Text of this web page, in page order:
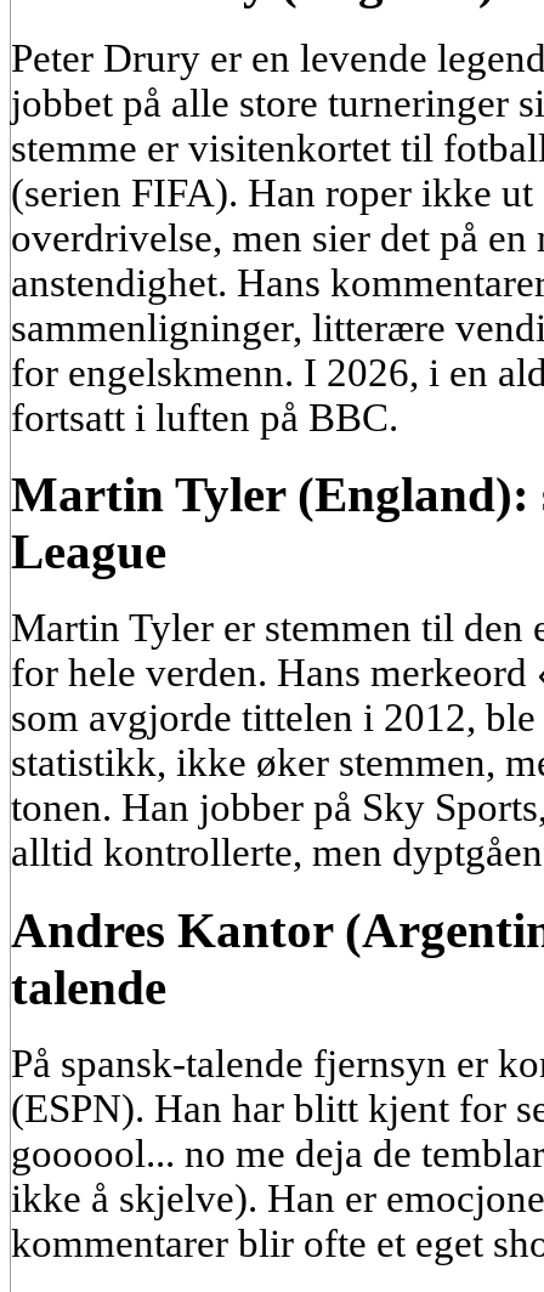
Peter Drury er en levende
jobbet på alle store turneringer
stemme er visitenkortet til
(serien FIFA). Han roper ikke
overdrivelse, men sier det på
anstendighet. Hans
sammenligninger, litterære
for engelskmenn. I 2026, i en
fortsatt i luften på BBC.
Martin Tyler (England):
League
Martin Tyler er stemmen til den
for hele verden. Hans
som avgjorde tittelen i 2012,
statistikk, ikke øker stemmen,
tonen. Han jobber på Sky
alltid kontrollerte, men
Andres Kantor
talende
På spansk-talende fjernsyn er
(ESPN). Han har blitt kjent for
goooool... no me deja de
ikke å skjelve). Han er
kommentarer blir ofte et eget